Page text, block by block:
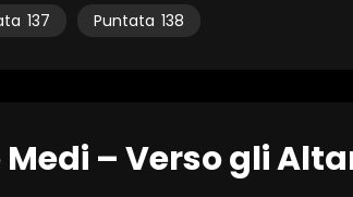
137 Puntata 138
– Verso gli